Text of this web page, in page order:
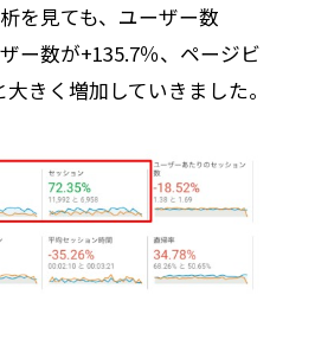
を見ても、ユーザー数
ー数が+135.7％、ページビ
きく増加していきました。